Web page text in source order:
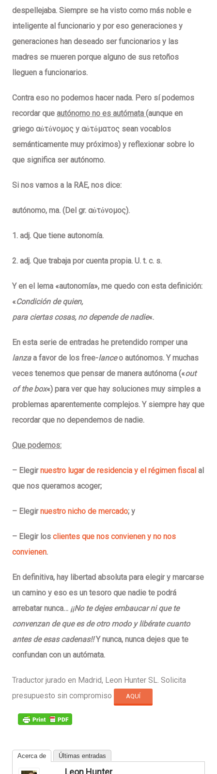
despellejaba. Siempre se ha visto como más noble e
inteligente al funcionario y por eso generaciones y
generaciones han deseado ser funcionarios y las
madres se mueren porque alguno de sus retoños
lleguen a funcionarios.
Contra eso no podemos hacer nada. Pero sí podemos
recordar que autónomo no es autómata (aunque en
griego αὐτόνομος y αὐτόματος sean vocablos
semánticamente muy próximos) y reflexionar sobre lo
que significa ser autónomo.
Si nos vamos a la RAE, nos dice:
autónomo, ma. (Del gr. αὐτόνομος).
1. adj. Que tiene autonomía.
2. adj. Que trabaja por cuenta propia. U. t. c. s.
Y en el lema «autonomía», me quedo con esta definición:
«Condición de quien,
para ciertas cosas, no depende de nadie«.
En esta serie de entradas he pretendido romper una
lanzaa favor de los free-lanceo autónomos. Y muchas
veces tenemos que pensar de manera autónoma («out
of the box«) para ver que hay soluciones muy simples a
problemas aparentemente complejos. Y siempre hay que
recordar que no dependemos de nadie.
Que podemos:
– Elegirnuestro lugar de residencia y el régimen fiscal al
que nos queramos acoger;
– Elegirnuestro nicho de mercado; y
– Elegir los clientes que nos convienen y no nos
convienen.
En definitiva, hay libertad absoluta para elegir y marcarse
un camino y eso es un tesoro que nadie te podrá
arrebatar nunca… ¡¡No te dejes embaucar ni que te
convenzan de que es de otro modo y libérate cuanto
antes de esas cadenas!!Y nunca, nunca dejes que te
confundan con un autómata.
Traductor jurado en Madrid, Leon Hunter SL. Solicita
presupuesto sin compromiso
AQUÍ
Acerca de Últimas entradas